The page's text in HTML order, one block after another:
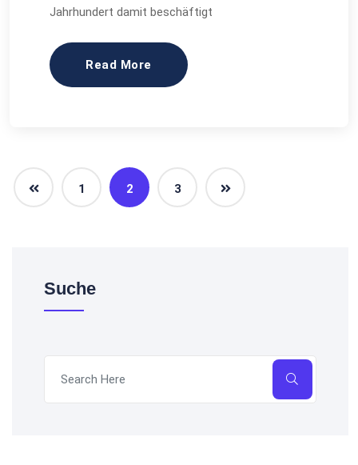
Jahrhundert damit beschäftigt
Read More
1 2 3
Suche